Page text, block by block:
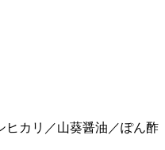
ヒカリ／山葵醤油／ぽん酢